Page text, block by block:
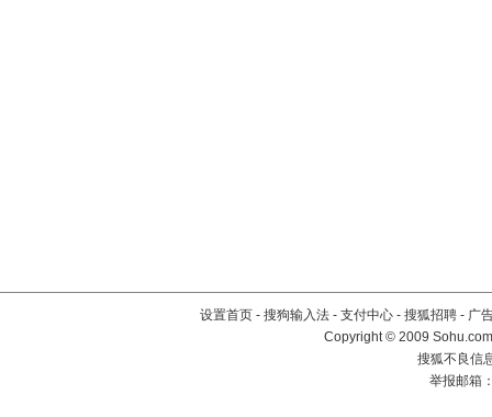
设置首页 - 搜狗输入法 - 支付中心 - 搜狐招聘 - 广
Copyright © 2009
搜狐不良信
举报邮箱